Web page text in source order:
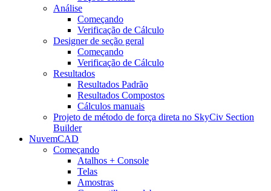
Análise
Começando
Verificação de Cálculo
Designer de seção geral
Começando
Verificação de Cálculo
Resultados
Resultados Padrão
Resultados Compostos
Cálculos manuais
Projeto de método de força direta no SkyCiv Section
Builder
NuvemCAD
Começando
Atalhos + Console
Telas
Amostras